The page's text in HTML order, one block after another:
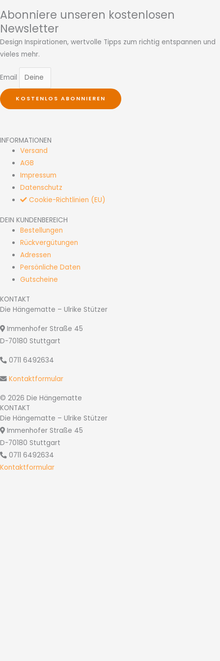
Abonniere unseren kostenlosen
Newsletter
Design Inspirationen, wertvolle Tipps zum richtig entspannen und
vieles mehr.
Email
KOSTENLOS ABONNIEREN
INFORMATIONEN
Versand
AGB
Impressum
Datenschutz
Cookie-Richtlinien (EU)
DEIN KUNDENBEREICH
Bestellungen
Rückvergütungen
Adressen
Persönliche Daten
Gutscheine
KONTAKT
Die Hängematte – Ulrike Stützer
Immenhofer Straße 45
D-70180 Stuttgart
0711 6492634
Kontaktformular
© 2026 Die Hängematte
KONTAKT
Die Hängematte – Ulrike Stützer
Immenhofer Straße 45
D-70180 Stuttgart
0711 6492634
Kontaktformular